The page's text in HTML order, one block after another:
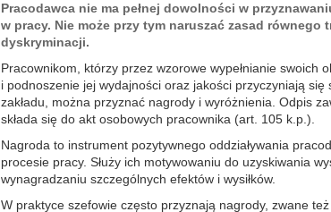
Pracodawca nie ma pełnej dowolności w
w pracy. Nie może przy tym naruszać zasad
dyskryminacji.
Pracownikom, którzy przez wzorowe wypełnianie swoich
i podnoszenie jej wydajności oraz jakości przyczyniają
zakładu, można przyznać nagrody i wyróżnienia. Odpis
składa się do akt osobowych pracownika (art. 105 k.p.).
Nagroda to instrument pozytywnego oddziaływania
procesie pracy. Służy ich motywowaniu do uzyskiwania
wynagradzaniu szczególnych efektów i wysiłków.
W praktyce szefowie często przyznają nagrody, zwane